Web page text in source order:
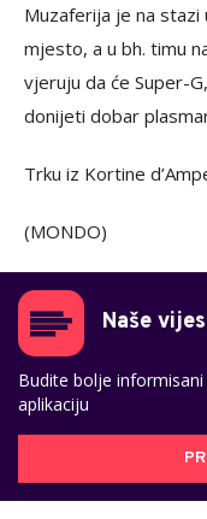
Muzaferija je na stazi
mjesto, a u bh. timu
vjeruju da će Super-
donijeti dobar
Trku iz Kortine
(MONDO)
Naše
Budite bolje
aplikaciju